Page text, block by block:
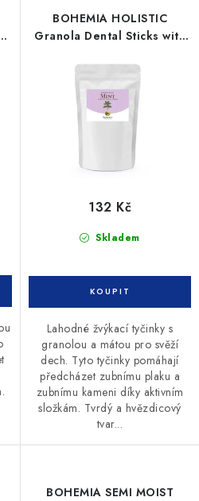
BOHEMIA HOLISTIC
Granola Dental Sticks with
Skladem
132 Kč
Lahodné žvýkací tyčinky s
granolou a mátou pro svěží
dech. Tyto tyčinky pomáhají
předcházet zubnímu plaku a
zubnímu kameni díky aktivním
složkám. Tvrdý a hvězdicový
tvar...
BOHEMIA SEMI MOIST